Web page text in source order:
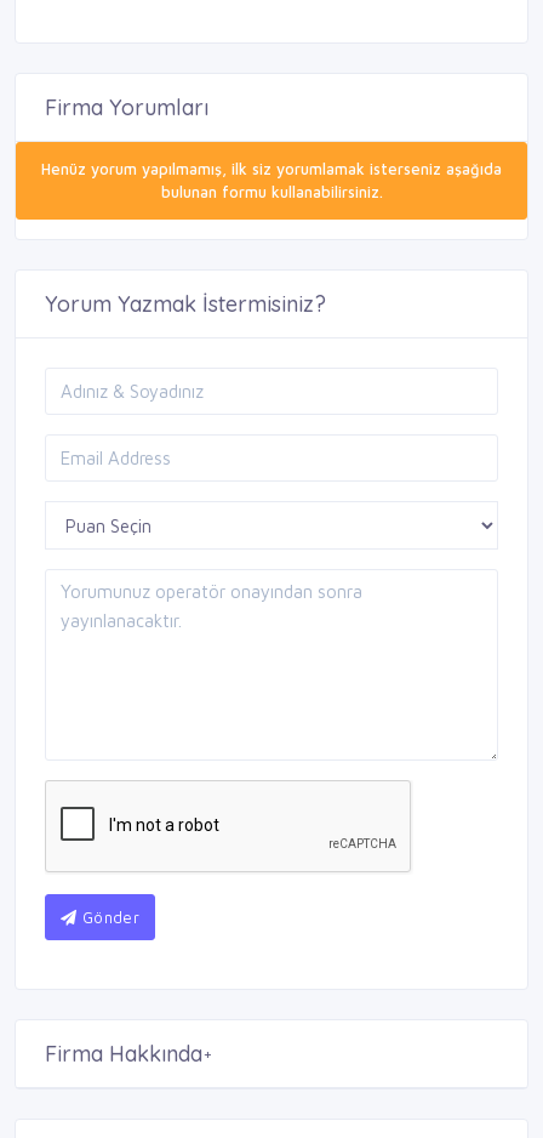
Firma Yorumları
Henüz yorum yapılmamış, ilk siz yorumlamak isterseniz aşağıda
bulunan formu kullanabilirsiniz.
Yorum Yazmak İstermisiniz?
Gönder
Firma Hakkında+